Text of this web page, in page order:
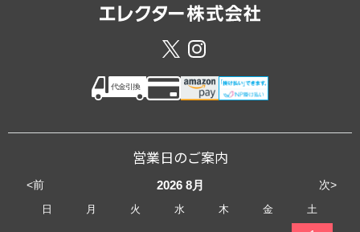
営業日のご案内
<前 次>
2026 8月
日 月 火 水 木 金 土